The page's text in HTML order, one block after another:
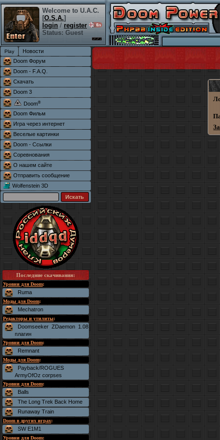
Welcome to U.A.C.
[O.S.A.]
login / register
Status: Guest
Новости
Doom Форум
Doom - F.A.Q.
Скачать
Doom 3
Doom®
Doom Фильм
Игра через интернет
Веселые картинки
Doom - Ссылки
Соревнования
О нашем сайте
Отправить сообщение
Wolfenstein 3D
Последние скачивания:
Уровни для Doom:
Ruma
Моды для Doom:
Mechatron
Редакторы и утилиты:
Doomseeker ZDaemon 1.08
плагин
Уровни для Doom:
Remnant
Моды для Doom:
Payback/ROGUES
ArmyOfOz corpses
Уровни для Doom:
Balls
The Long Trek Back Home
Runaway Train
Doom в других играх:
SW E1M1
Уровни для Doom: